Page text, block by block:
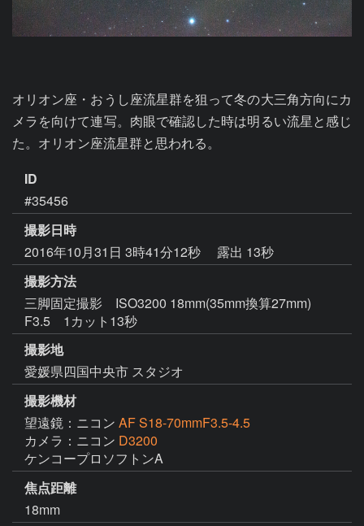
オリオン座・おうし座流星群を狙って冬の大三角方向にカ
メラを向けて連写。肉眼で確認した時は明るい流星と感じ
た。オリオン座流星群と思われる。
ID
#35456
撮影日時
2016年10月31日 3時41分12秒
露出 13秒
撮影方法
三脚固定撮影 ISO3200 18mm(35mm換算27mm)
F3.5 1カット13秒
撮影地
愛媛県四国中央市 スタジオ
撮影機材
望遠鏡：ニコン AF S18-70mmF3.5-4.5
カメラ：ニコン D3200
ケンコープロソフトンA
焦点距離
18mm